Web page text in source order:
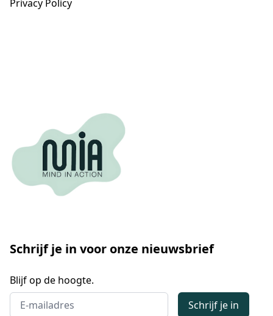
Privacy Policy
Schrijf je in voor onze nieuwsbrief
Blijf op de hoogte.
Email address
Schrijf je in